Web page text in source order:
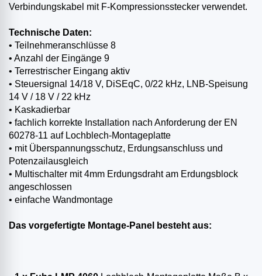
Verbindungskabel mit F-Kompressionsstecker verwendet.
Technische Daten:
• Teilnehmeranschlüsse 8
• Anzahl der Eingänge 9
• Terrestrischer Eingang aktiv
• Steuersignal 14/18 V, DiSEqC, 0/22 kHz, LNB-Speisung
14 V / 18 V / 22 kHz
• Kaskadierbar
• fachlich korrekte Installation nach Anforderung der EN
60278-11 auf Lochblech-Montageplatte
• mit Überspannungsschutz, Erdungsanschluss und
Potenzailausgleich
• Multischalter mit 4mm Erdungsdraht am Erdungsblock
angeschlossen
• einfache Wandmontage
Das vorgefertigte Montage-Panel besteht aus: